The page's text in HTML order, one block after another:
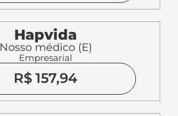
Hapvida
Nosso médico (E)
Empresarial
R$ 157,94